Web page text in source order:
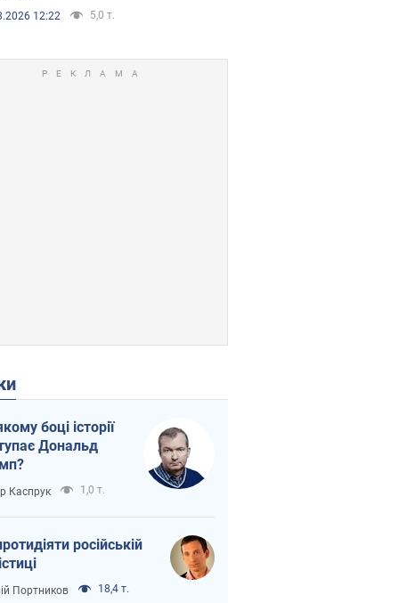
12:22 5,0 т.
боці історії
Дональд
Каспрук 1,0 т.
російській
Портников 18,4 т.